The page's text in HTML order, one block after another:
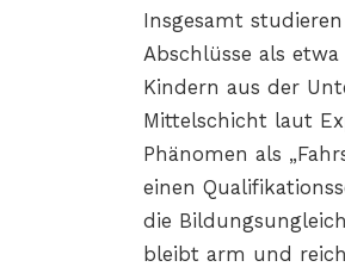
Insgesamt
Abschlüsse als
Kindern aus der
Mittelschicht laut
Phänomen als
einen
die
bleibt arm und